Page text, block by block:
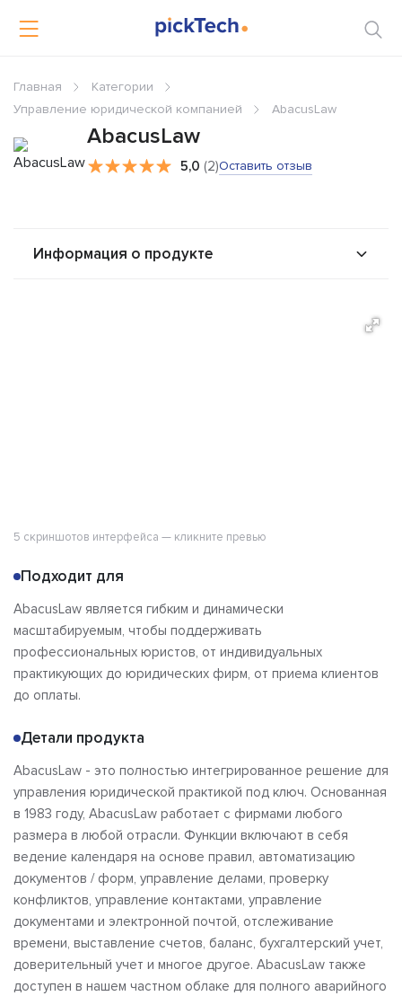
Главная
Категории
Управление юридической компанией
AbacusLaw
AbacusLaw
5,0 (2)Оставить отзыв
Информация о продукте
5 скриншотов интерфейса — кликните превью
Подходит для
AbacusLaw является гибким и динамически
масштабируемым, чтобы поддерживать
профессиональных юристов, от индивидуальных
практикующих до юридических фирм, от приема клиентов
до оплаты.
Детали продукта
AbacusLaw - это полностью интегрированное решение для
управления юридической практикой под ключ. Основанная
в 1983 году, AbacusLaw работает с фирмами любого
размера в любой отрасли. Функции включают в себя
ведение календаря на основе правил, автоматизацию
документов / форм, управление делами, проверку
конфликтов, управление контактами, управление
документами и электронной почтой, отслеживание
времени, выставление счетов, баланс, бухгалтерский учет,
доверительный учет и многое другое. AbacusLaw также
доступен в нашем частном облаке для полного аварийного